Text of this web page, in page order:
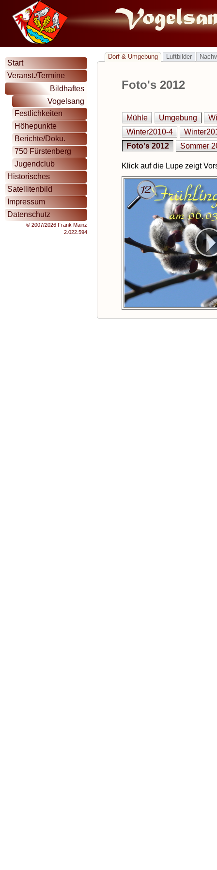
Dorf & Umgebung Luftbilder
Foto's 2012
Mühle Umgebung
Winter2010-4
Foto's 2012
Sommer
Klick auf die Lupe zeigt
Start
Veranst./Termine
Bildhaftes
Vogelsang
Festlichkeiten
Höhepunkte
Berichte/Doku.
750 Fürstenberg
Jugendclub
Historisches
Satellitenbild
Impressum
Datenschutz
© 2007/2026 Frank Mainz
2.022.594